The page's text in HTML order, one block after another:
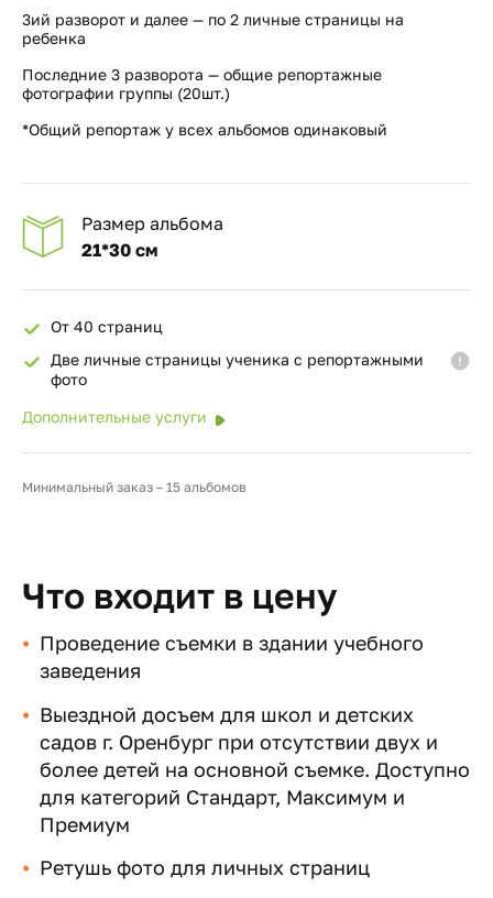
3ий разворот и далее — по 2 личные страницы на
ребенка
Последние 3 разворота — общие репортажные
фотографии группы (20шт.)
*Общий репортаж у всех альбомов одинаковый
Размер альбома
21*30 см
От 40 страниц
Две личные страницы ученика с репортажными
фото
Дополнительные услуги
Минимальный заказ – 15 альбомов
Что входит в цену
Проведение съемки в здании учебного
заведения
Выездной досъем для школ и детских
садов г. Оренбург при отсутствии двух и
более детей на основной съемке. Доступно
для категорий Стандарт, Максимум и
Премиум
Ретушь фото для личных страниц